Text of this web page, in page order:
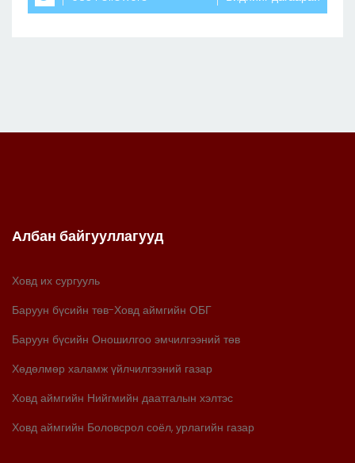
Албан байгууллагууд
Ховд их сургууль
Баруун бүсийн төв-Ховд аймгийн ОБГ
Баруун бүсийн Оношилгоо эмчилгээний төв
Хөдөлмөр халамж үйлчилгээний газар
Ховд аймгийн Нийгмийн даатгалын хэлтэс
Ховд аймгийн Боловсрол соёл, урлагийн газар